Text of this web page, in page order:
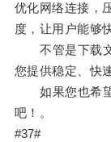
优化网络连接，
度，让用户能够
不管是下载文
您提供稳定、快
如果您也希望
吧！。
#37#